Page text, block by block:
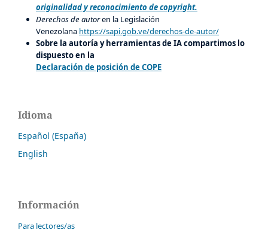
originalidad y reconocimiento de copyright.
Derechos de autoren la Legislación
Venezolana https://sapi.gob.ve/derechos-de-autor/
Sobre la autoría y herramientas de IA compartimos lo
dispuesto en la
Declaración de posición de COPE
Idioma
Español (España)
English
Información
Para lectores/as